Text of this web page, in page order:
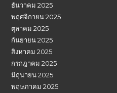
ธันวาคม 2025
พฤศจิกายน 2025
ตุลาคม 2025
กันยายน 2025
สิงหาคม 2025
กรกฎาคม 2025
มิถุนายน 2025
พฤษภาคม 2025